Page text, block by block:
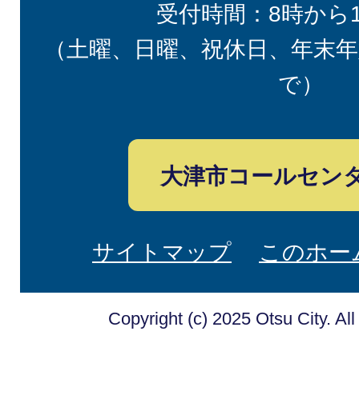
受付時間：8時から
（土曜、日曜、祝休日、年末
で）
大津市コールセン
サイトマップ このホ
Copyright (c) 2025 Otsu City.